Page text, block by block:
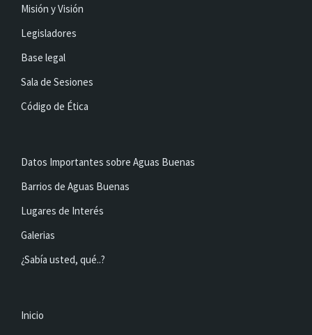
Misión y Visión
Legisladores
Base legal
Sala de Sesiones
Código de Ética
Datos Importantes sobre Aguas Buenas
Barrios de Aguas Buenas
Lugares de Interés
Galerias
¿Sabía usted, qué..?
Inicio